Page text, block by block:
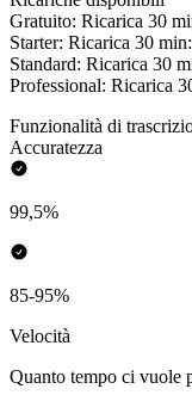
Gratuito: Ricarica 30
Starter: Ricarica 30
Standard: Ricarica 30
Professional: Ricarica
Funzionalità di
Accuratezza
99,5%
85-95%
Velocità
Quanto tempo ci vuole